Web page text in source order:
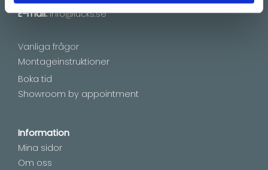
E-mail:info@lucks.se
Vanliga frågor
Montageinstruktioner
Boka tid
Showroom by appointment
Information
Mina sidor
Om oss